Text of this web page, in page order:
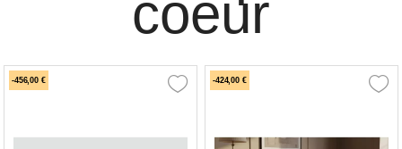
coeur
-456,00 € -424,00 €